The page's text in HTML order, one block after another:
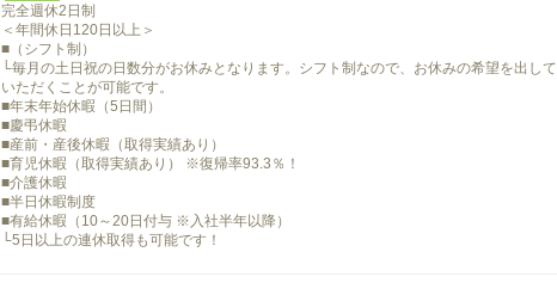
完全週休2日制
＜年間休日120日以上＞
■（シフト制）
└毎月の土日祝の日数分がお休みとなります。シフト制なので、お休みの希望を出して
いただくことが可能です。
■年末年始休暇（5日間）
■慶弔休暇
■産前・産後休暇（取得実績あり）
■育児休暇（取得実績あり） ※復帰率93.3％！
■介護休暇
■半日休暇制度
■有給休暇（10～20日付与 ※入社半年以降）
└5日以上の連休取得も可能です！